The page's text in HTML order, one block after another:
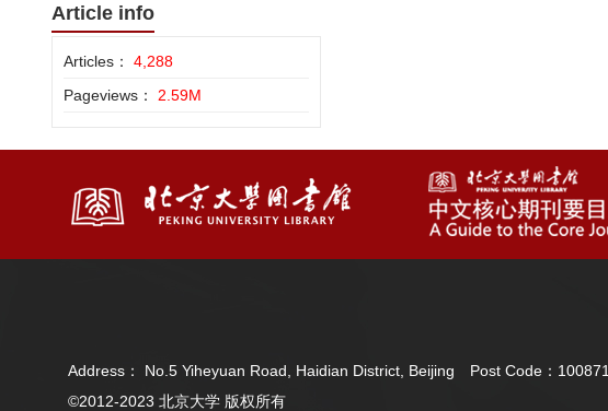
Article info
Articles： 4,288
Pageviews： 2.59M
Address： No.5 Yiheyuan Road, Haidian District, Beijing Post Code：100871
©2012-2023 北京大学 版权所有